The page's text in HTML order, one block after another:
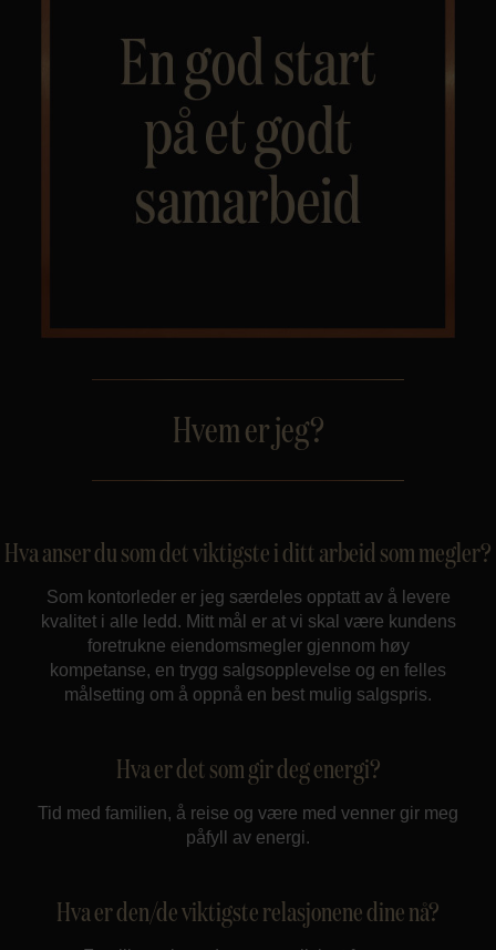
Hvem er jeg?
Hva anser du som det viktigste i ditt arbeid som megler?
Som kontorleder er jeg særdeles opptatt av å levere
kvalitet i alle ledd. Mitt mål er at vi skal være kundens
foretrukne eiendomsmegler gjennom høy
kompetanse, en trygg salgsopplevelse og en felles
målsetting om å oppnå en best mulig salgspris.
Hva er det som gir deg energi?
Tid med familien, å reise og være med venner gir meg
påfyll av energi.
Hva er den/de viktigste relasjonene dine nå?